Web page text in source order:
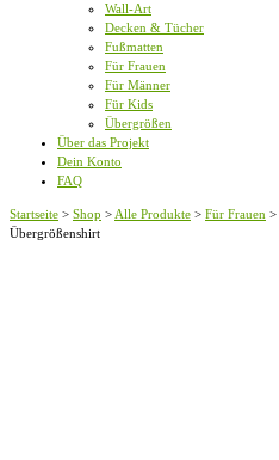
Wall-Art
Decken & Tücher
Fußmatten
Für Frauen
Für Männer
Für Kids
Übergrößen
Über das Projekt
Dein Konto
FAQ
Startseite > Shop > Alle Produkte > Für Frauen >
Übergrößenshirt